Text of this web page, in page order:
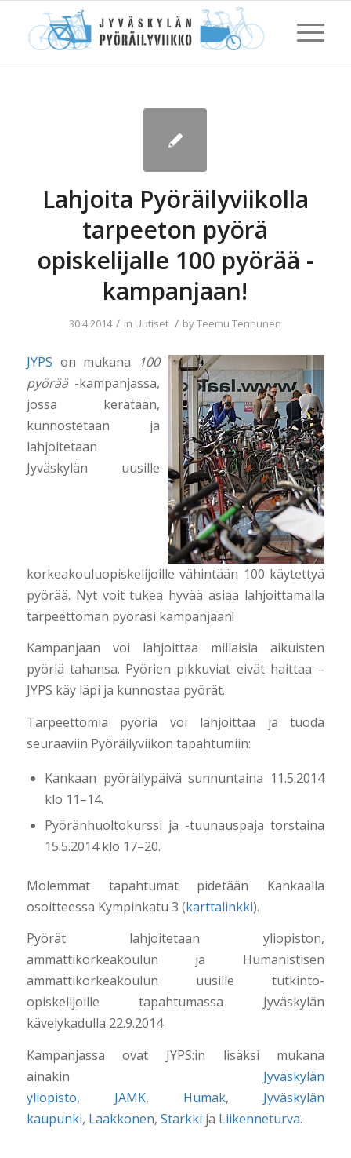
Lahjoita Pyöräilyviikolla
tarpeeton pyörä
opiskelijalle 100 pyörää -
kampanjaan!
30.4.2014 / in Uutiset / byTeemu Tenhunen
JYPS on mukana
100
pyörää-kampanjassa,
jossa kerätään,
kunnostetaan ja
lahjoitetaan
Jyväskylän uusille
korkeakouluopiskelijoille vähintään 100 käytettyä
pyörää. Nyt voit tukea hyvää asiaa lahjoittamalla
tarpeettoman pyöräsi kampanjaan!
Kampanjaan voi lahjoittaa millaisia aikuisten
pyöriä tahansa. Pyörien pikkuviat eivät haittaa –
JYPS käy läpi ja kunnostaa pyörät.
Tarpeettomia pyöriä voi lahjoittaa ja tuoda
seuraaviin Pyöräilyviikon tapahtumiin:
Kankaan pyöräilypäivä sunnuntaina 11.5.2014
klo 11–14.
Pyöränhuoltokurssi ja -tuunauspaja torstaina
15.5.2014 klo 17–20.
Molemmat tapahtumat pidetään Kankaalla
osoitteessa Kympinkatu 3 (karttalinkki).
Pyörät lahjoitetaan yliopiston,
ammattikorkeakoulun ja Humanistisen
ammattikorkeakoulun uusille tutkinto-
opiskelijoille tapahtumassa Jyväskylän
kävelykadulla 22.9.2014
Kampanjassa ovat JYPS:in lisäksi mukana
ainakin Jyväskylän
yliopisto, JAMK, Humak, Jyväskylän
kaupunki, Laakkonen, Starkki ja Liikenneturva.